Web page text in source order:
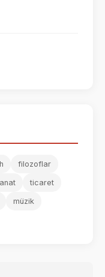
filozoflar
ticaret
müzik